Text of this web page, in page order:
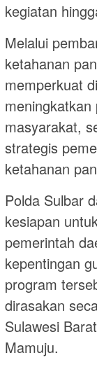
kegiatan
Melalui
ketahanan
memperkuat
masyarakat,
strategis
ketahanan
Polda Sulbar
kesiapan
pemerintah
kepentingan
program
dirasakan
Sulawesi
Mamuju.